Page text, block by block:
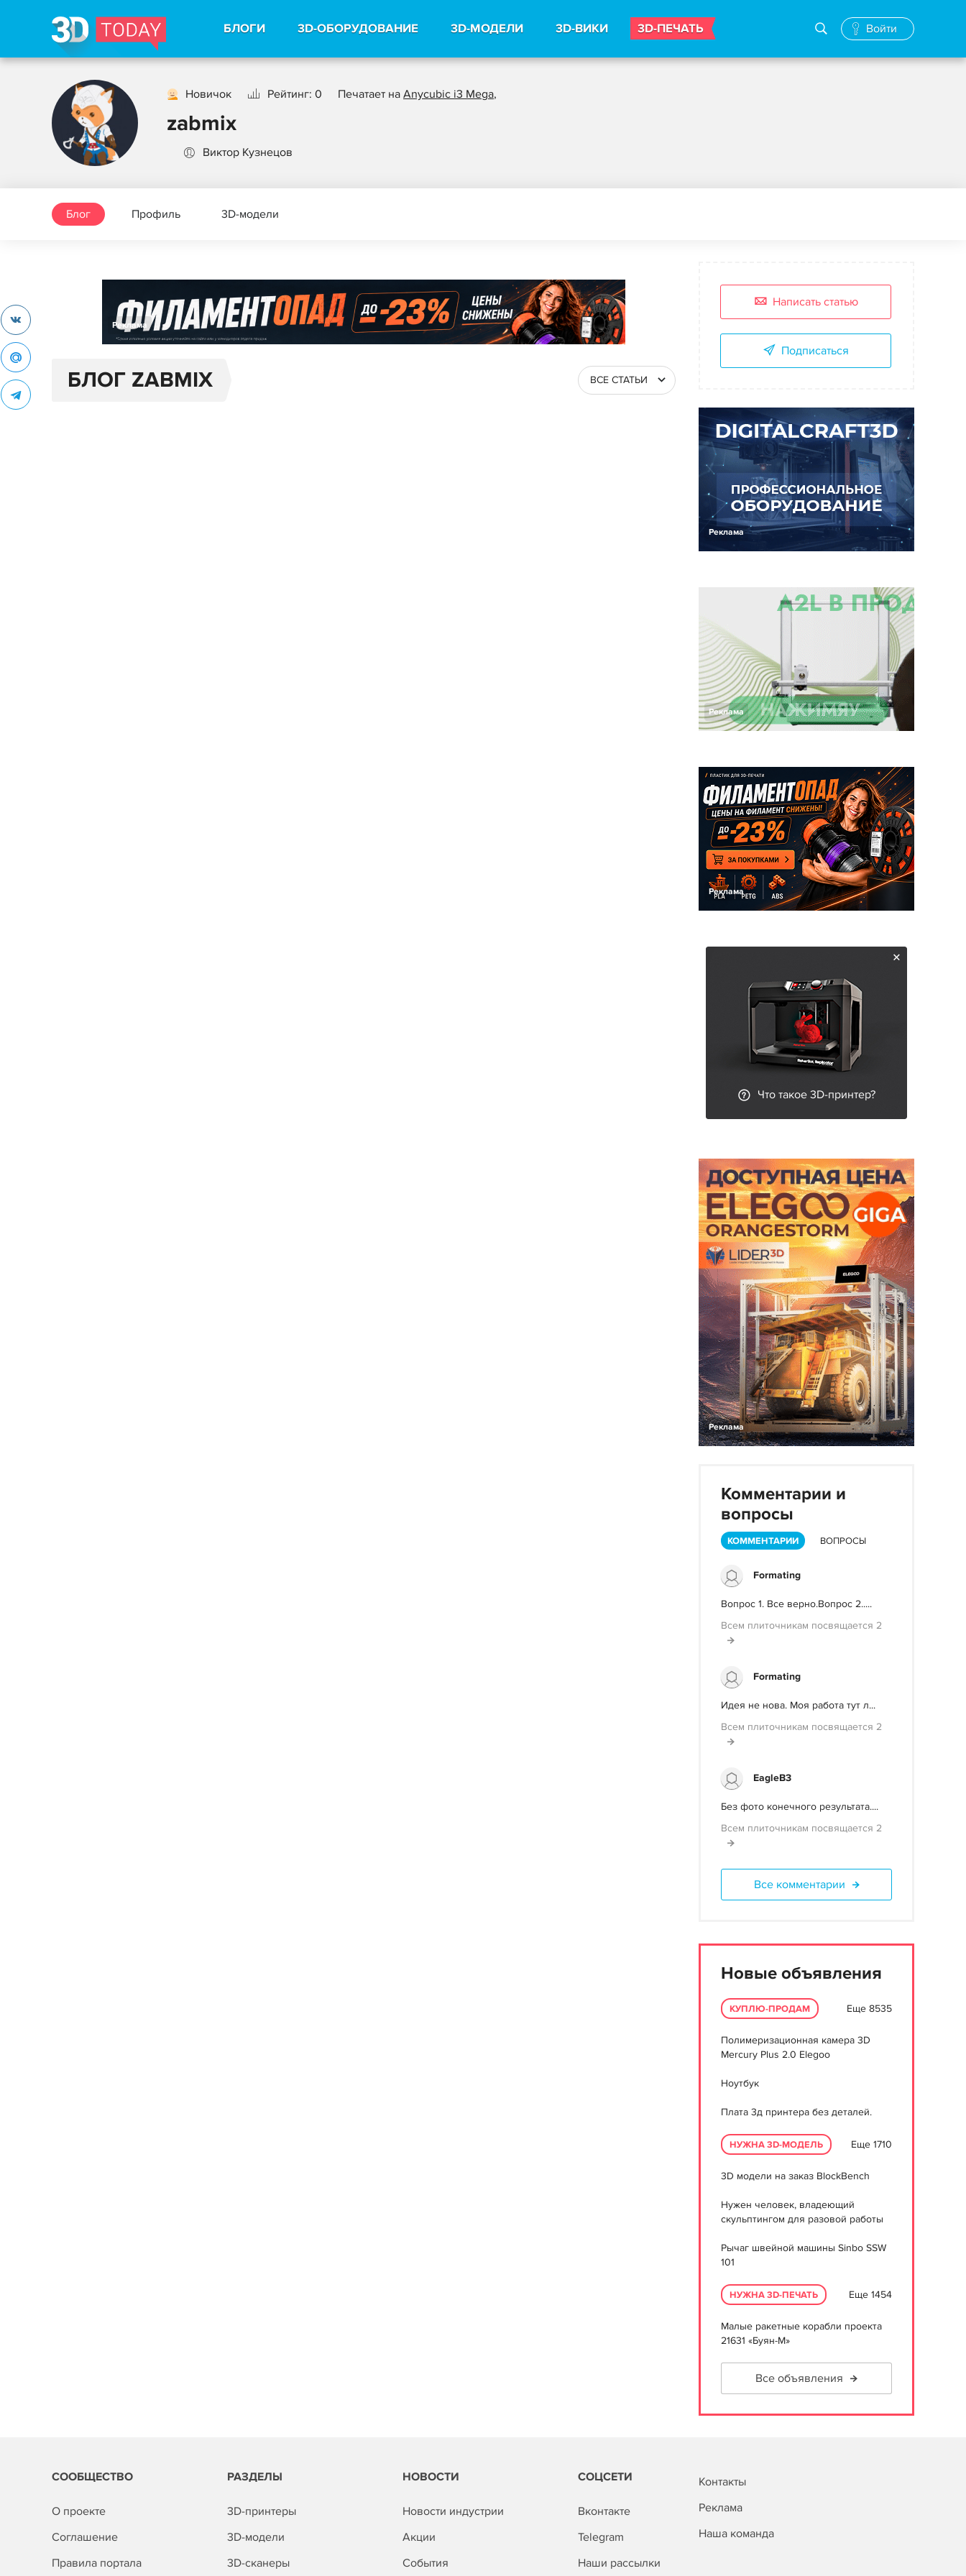
БЛОГИ 3D-ОБОРУДОВАНИЕ 3D-МОДЕЛИ 3D-ВИКИ 3D-ПЕЧАТЬ Войти
Новичок Рейтинг: 0 Печатает на Anycubic i3 Mega,
zabmix
Виктор Кузнецов
Блог Профиль 3D-модели
Реклама
БЛОГ ZABMIX ВСЕ СТАТЬИ
Написать статью
Подписаться
Реклама
Реклама
Реклама
Что такое 3D-принтер?
Реклама
Комментарии и
вопросы
КОММЕНТАРИИ ВОПРОСЫ
Formating
Вопрос 1. Все верно.Вопрос 2.....
Всем плиточникам посвящается 2
Formating
Идея не нова. Моя работа тут л...
Всем плиточникам посвящается 2
EagleB3
Без фото конечного результата....
Всем плиточникам посвящается 2
Все комментарии
Новые объявления
КУПЛЮ-ПРОДАМ Еще 8535
Полимеризационная камера 3D
Mercury Plus 2.0 Elegoo
Ноутбук
Плата 3д принтера без деталей.
НУЖНА 3D-МОДЕЛЬ Еще 1710
3D модели на заказ BlockBench
Нужен человек, владеющий
скульптингом для разовой работы
Рычаг швейной машины Sinbo SSW
101
НУЖНА 3D-ПЕЧАТЬ Еще 1454
Малые ракетные корабли проекта
21631 «Буян-М»
Все объявления
СООБЩЕСТВО
О проекте
Соглашение
Правила портала
РАЗДЕЛЫ
3D-принтеры
3D-модели
3D-сканеры
НОВОСТИ
Новости индустрии
Акции
События
СОЦСЕТИ
Вконтакте
Telegram
Наши рассылки
Контакты
Реклама
Наша команда